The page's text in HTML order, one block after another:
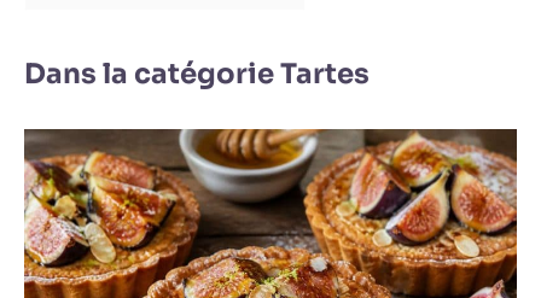
Dans la catégorie Tartes